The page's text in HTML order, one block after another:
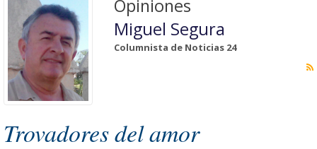
Opiniones
Miguel Segura
Columnista de Noticias 24
Trovadores del amor